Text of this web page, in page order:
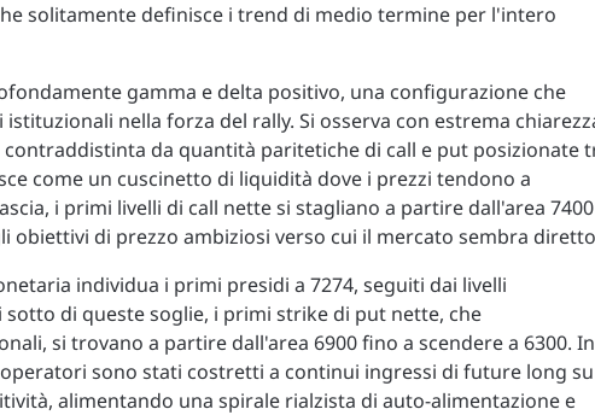
solitamente definisce i trend di medio termine per l'intero
gamma e delta positivo, una configurazione che
nella forza del rally. Si osserva con estrema
da quantità paritetiche di call e put posizionate
come un cuscinetto di liquidità dove i prezzi tendono a
i primi livelli di call nette si stagliano a partire dall'area 7400
obiettivi di prezzo ambiziosi verso cui il mercato sembra
individua i primi presidi a 7274, seguiti dai livelli
sotto di queste soglie, i primi strike di put nette, che
si trovano a partire dall'area 6900 fino a scendere a 6300. In
sono stati costretti a continui ingressi di future long su
alimentando una spirale rialzista di auto-alimentazione e